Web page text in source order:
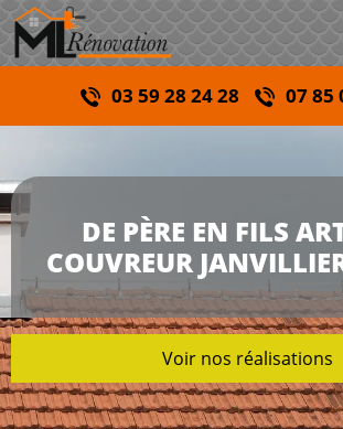
03 59 28 24 28 07 85
DE PÈRE EN FILS
COUVREUR
Voir nos réalisations